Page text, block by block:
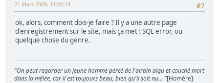
#7
21 Mars 2009, 11:00:14
ok, alors, comment dois-je faire ? Il y a une autre page
d'enregistrement sur le site, mais ça met : SQL error, ou
quelque chose du genre.
"On peut regarder un jeune homme percé de l'airain aigu et couché mort
dans la mêlée, car il est toujours beau, bien qu'il soit nu... "[Homère]